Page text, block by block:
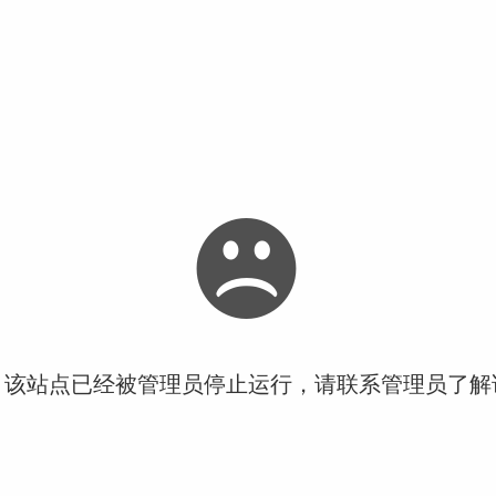
站点已经被管理员停止运行，请联系管理员了